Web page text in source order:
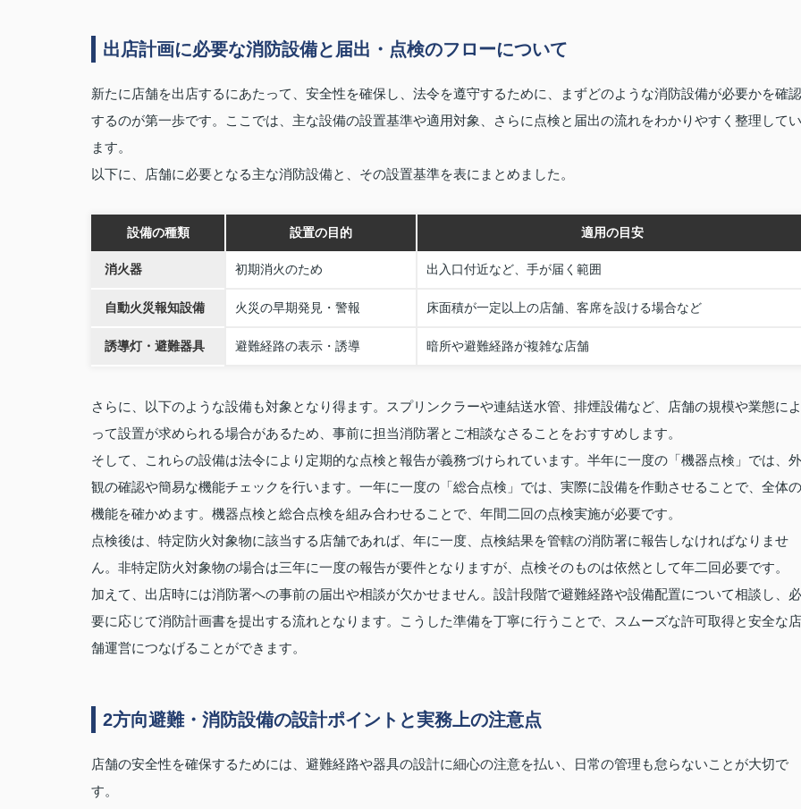
出店計画に必要な消防設備と届出・点検のフローについて
新たに店舗を出店するにあたって、安全性を確保し、法令を遵守するために、まずどのような消防設備が必要かを確認
するのが第一歩です。ここでは、主な設備の設置基準や適用対象、さらに点検と届出の流れをわかりやすく整理してい
ます。
以下に、店舗に必要となる主な消防設備と、その設置基準を表にまとめました。
設備の種類 設置の目的 適用の目安
消火器 初期消火のため 出入口付近など、手が届く範囲
自動火災報知設備 火災の早期発見・警報 床面積が一定以上の店舗、客席を設ける場合など
誘導灯・避難器具 避難経路の表示・誘導 暗所や避難経路が複雑な店舗
さらに、以下のような設備も対象となり得ます。スプリンクラーや連結送水管、排煙設備など、店舗の規模や業態によ
って設置が求められる場合があるため、事前に担当消防署とご相談なさることをおすすめします。
そして、これらの設備は法令により定期的な点検と報告が義務づけられています。半年に一度の「機器点検」では、外
観の確認や簡易な機能チェックを行います。一年に一度の「総合点検」では、実際に設備を作動させることで、全体の
機能を確かめます。機器点検と総合点検を組み合わせることで、年間二回の点検実施が必要です。
点検後は、特定防火対象物に該当する店舗であれば、年に一度、点検結果を管轄の消防署に報告しなければなりませ
ん。非特定防火対象物の場合は三年に一度の報告が要件となりますが、点検そのものは依然として年二回必要です。
加えて、出店時には消防署への事前の届出や相談が欠かせません。設計段階で避難経路や設備配置について相談し、必
要に応じて消防計画書を提出する流れとなります。こうした準備を丁寧に行うことで、スムーズな許可取得と安全な店
舗運営につなげることができます。
2方向避難・消防設備の設計ポイントと実務上の注意点
店舗の安全性を確保するためには、避難経路や器具の設計に細心の注意を払い、日常の管理も怠らないことが大切で
す。